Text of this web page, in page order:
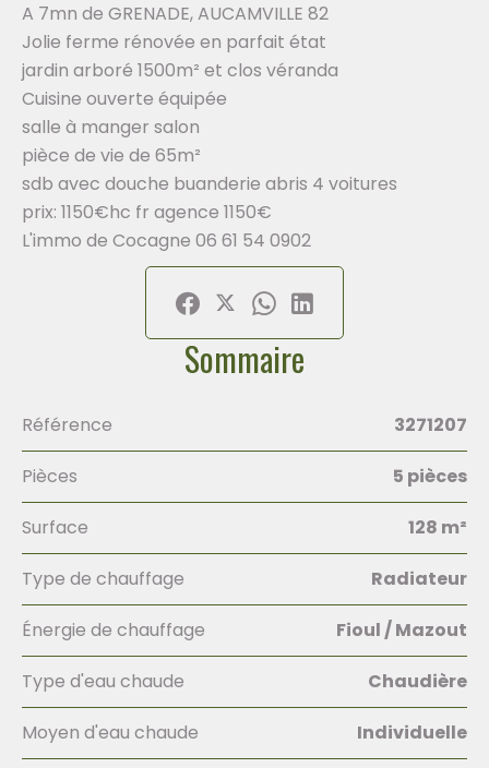
A 7mn de GRENADE, AUCAMVILLE 82
Jolie ferme rénovée en parfait état
jardin arboré 1500m² et clos véranda
Cuisine ouverte équipée
salle à manger salon
pièce de vie de 65m²
sdb avec douche buanderie abris 4 voitures
prix: 1150€hc fr agence 1150€
L'immo de Cocagne 06 61 54 0902
Sommaire
Référence 3271207
Pièces 5 pièces
Surface 128 m²
Type de chauffage Radiateur
Énergie de chauffage Fioul / Mazout
Type d'eau chaude Chaudière
Moyen d'eau chaude Individuelle